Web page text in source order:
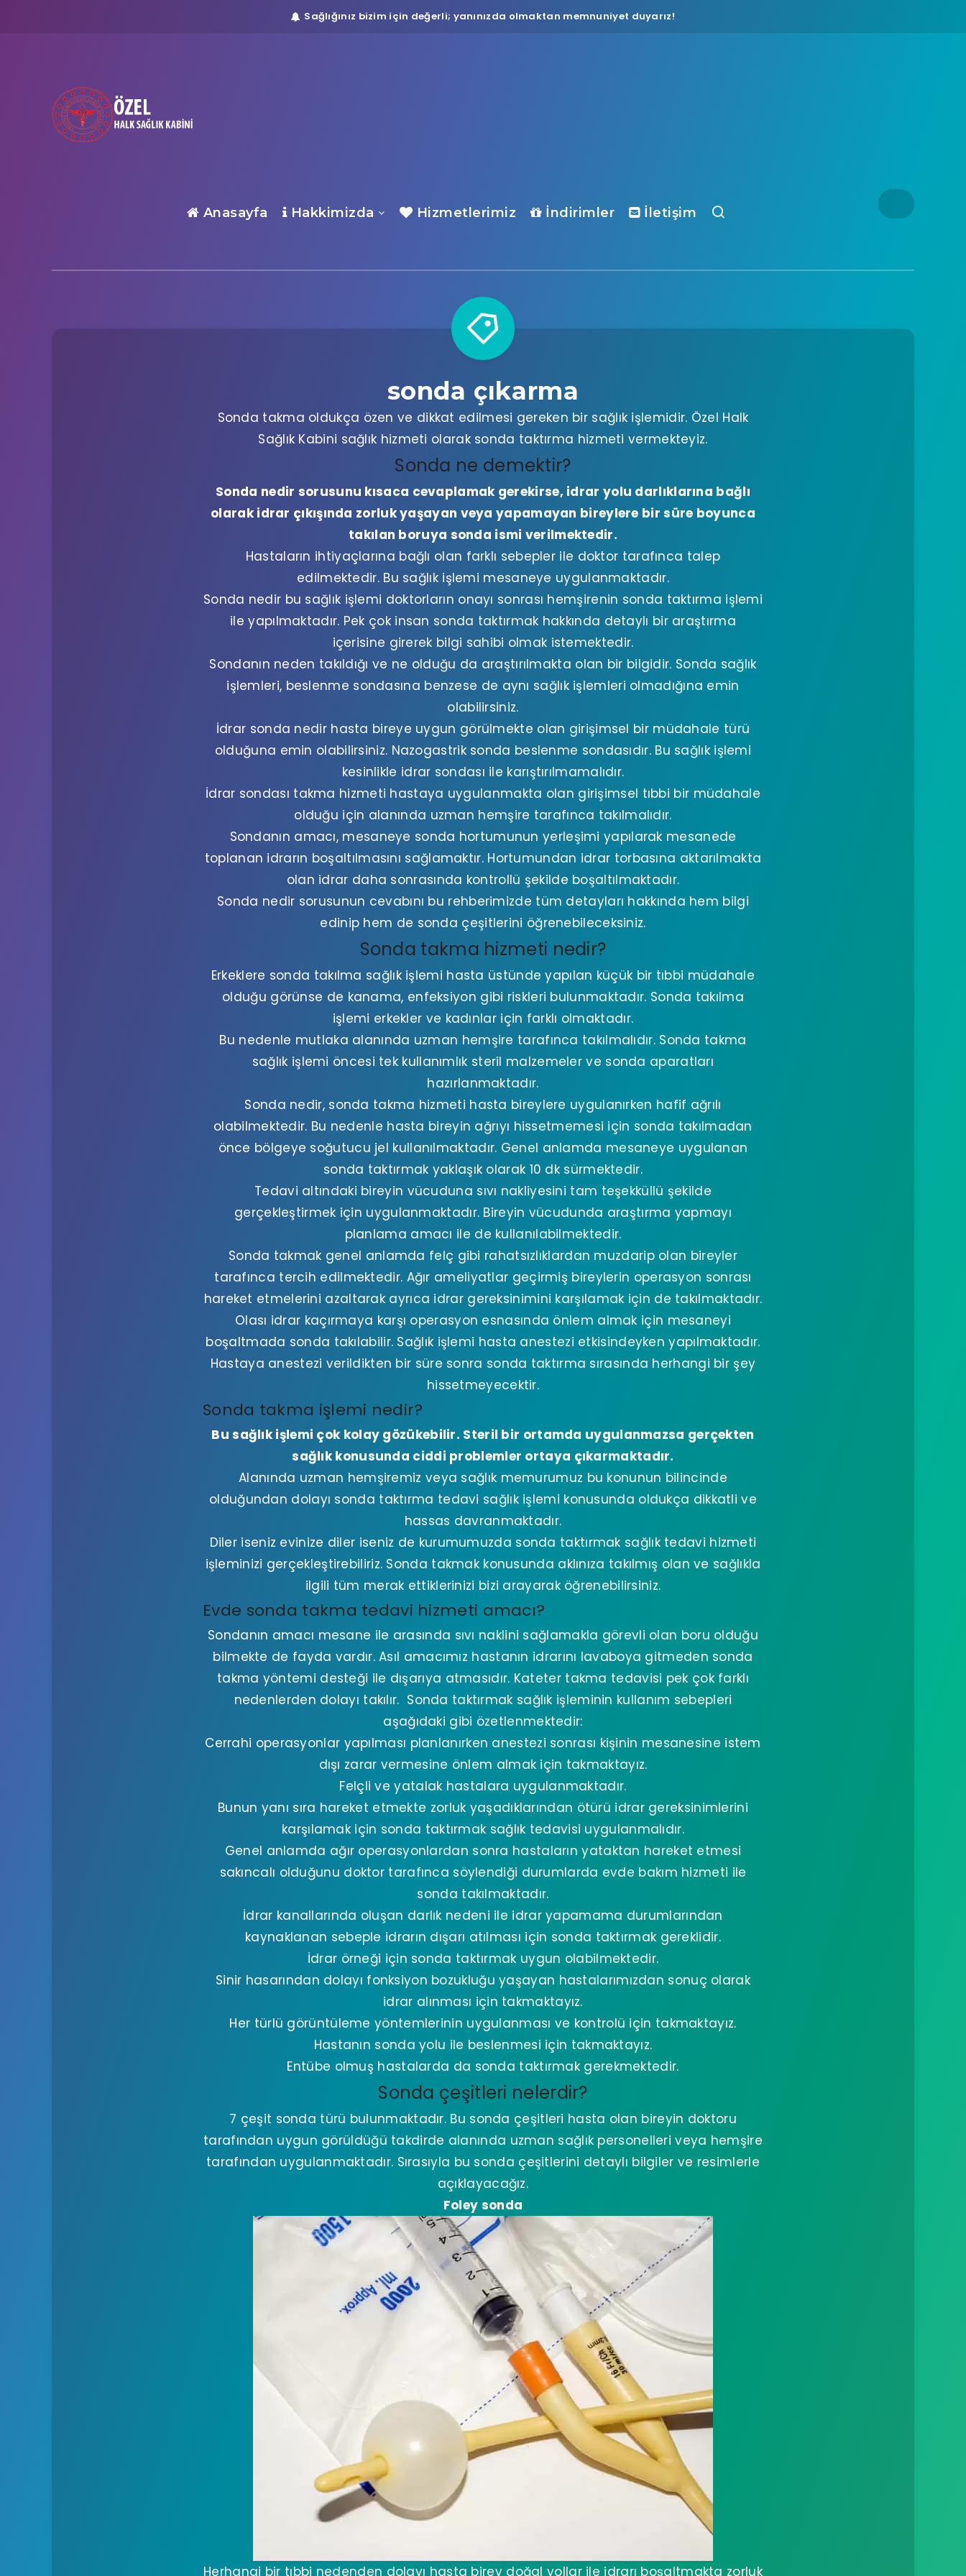
Sağlığınız bizim için değerli; yanınızda olmaktan memnuniyet duyarız!
Anasayfa Hakkimizda Hizmetlerimiz İndirimler İletişim
sonda çıkarma
Sonda takma oldukça özen ve dikkat edilmesi gereken bir sağlık işlemidir. Özel Halk
Sağlık Kabini sağlık hizmeti olarak sonda taktırma hizmeti vermekteyiz.
Sonda ne demektir?
Sonda nedir sorusunu kısaca cevaplamak gerekirse, idrar yolu darlıklarına bağlı
olarak idrar çıkışında zorluk yaşayan veya yapamayan bireylere bir süre boyunca
takılan boruya sonda ismi verilmektedir.
Hastaların ihtiyaçlarına bağlı olan farklı sebepler ile doktor tarafınca talep
edilmektedir. Bu sağlık işlemi mesaneye uygulanmaktadır.
Sonda nedir bu sağlık işlemi doktorların onayı sonrası hemşirenin sonda taktırma işlemi
ile yapılmaktadır. Pek çok insan sonda taktırmak hakkında detaylı bir araştırma
içerisine girerek bilgi sahibi olmak istemektedir.
Sondanın neden takıldığı ve ne olduğu da araştırılmakta olan bir bilgidir. Sonda sağlık
işlemleri, beslenme sondasına benzese de aynı sağlık işlemleri olmadığına emin
olabilirsiniz.
İdrar sonda nedir hasta bireye uygun görülmekte olan girişimsel bir müdahale türü
olduğuna emin olabilirsiniz. Nazogastrik sonda beslenme sondasıdır. Bu sağlık işlemi
kesinlikle idrar sondası ile karıştırılmamalıdır.
İdrar sondası takma hizmeti hastaya uygulanmakta olan girişimsel tıbbi bir müdahale
olduğu için alanında uzman hemşire tarafınca takılmalıdır.
Sondanın amacı, mesaneye sonda hortumunun yerleşimi yapılarak mesanede
toplanan idrarın boşaltılmasını sağlamaktır. Hortumundan idrar torbasına aktarılmakta
olan idrar daha sonrasında kontrollü şekilde boşaltılmaktadır.
Sonda nedir sorusunun cevabını bu rehberimizde tüm detayları hakkında hem bilgi
edinip hem de sonda çeşitlerini öğrenebileceksiniz.
Sonda takma hizmeti nedir?
Erkeklere sonda takılma sağlık işlemi hasta üstünde yapılan küçük bir tıbbi müdahale
olduğu görünse de kanama, enfeksiyon gibi riskleri bulunmaktadır. Sonda takılma
işlemi erkekler ve kadınlar için farklı olmaktadır.
Bu nedenle mutlaka alanında uzman hemşire tarafınca takılmalıdır. Sonda takma
sağlık işlemi öncesi tek kullanımlık steril malzemeler ve sonda aparatları
hazırlanmaktadır.
Sonda nedir, sonda takma hizmeti hasta bireylere uygulanırken hafif ağrılı
olabilmektedir. Bu nedenle hasta bireyin ağrıyı hissetmemesi için sonda takılmadan
önce bölgeye soğutucu jel kullanılmaktadır. Genel anlamda mesaneye uygulanan
sonda taktırmak yaklaşık olarak 10 dk sürmektedir.
Tedavi altındaki bireyin vücuduna sıvı nakliyesini tam teşekküllü şekilde
gerçekleştirmek için uygulanmaktadır. Bireyin vücudunda araştırma yapmayı
planlama amacı ile de kullanılabilmektedir.
Sonda takmak genel anlamda felç gibi rahatsızlıklardan muzdarip olan bireyler
tarafınca tercih edilmektedir. Ağır ameliyatlar geçirmiş bireylerin operasyon sonrası
hareket etmelerini azaltarak ayrıca idrar gereksinimini karşılamak için de takılmaktadır.
Olası idrar kaçırmaya karşı operasyon esnasında önlem almak için mesaneyi
boşaltmada sonda takılabilir. Sağlık işlemi hasta anestezi etkisindeyken yapılmaktadır.
Hastaya anestezi verildikten bir süre sonra sonda taktırma sırasında herhangi bir şey
hissetmeyecektir.
Sonda takma işlemi nedir?
Bu sağlık işlemi çok kolay gözükebilir. Steril bir ortamda uygulanmazsa gerçekten
sağlık konusunda ciddi problemler ortaya çıkarmaktadır.
Alanında uzman hemşiremiz veya sağlık memurumuz bu konunun bilincinde
olduğundan dolayı sonda taktırma tedavi sağlık işlemi konusunda oldukça dikkatli ve
hassas davranmaktadır.
Diler iseniz evinize diler iseniz de kurumumuzda sonda taktırmak sağlık tedavi hizmeti
işleminizi gerçekleştirebiliriz. Sonda takmak konusunda aklınıza takılmış olan ve sağlıkla
ilgili tüm merak ettiklerinizi bizi arayarak öğrenebilirsiniz.
Evde sonda takma tedavi hizmeti amacı?
Sondanın amacı mesane ile arasında sıvı naklini sağlamakla görevli olan boru olduğu
bilmekte de fayda vardır. Asıl amacımız hastanın idrarını lavaboya gitmeden sonda
takma yöntemi desteği ile dışarıya atmasıdır. Kateter takma tedavisi pek çok farklı
nedenlerden dolayı takılır. Sonda taktırmak sağlık işleminin kullanım sebepleri
aşağıdaki gibi özetlenmektedir:
Cerrahi operasyonlar yapılması planlanırken anestezi sonrası kişinin mesanesine istem
dışı zarar vermesine önlem almak için takmaktayız.
Felçli ve yatalak hastalara uygulanmaktadır.
Bunun yanı sıra hareket etmekte zorluk yaşadıklarından ötürü idrar gereksinimlerini
karşılamak için sonda taktırmak sağlık tedavisi uygulanmalıdır.
Genel anlamda ağır operasyonlardan sonra hastaların yataktan hareket etmesi
sakıncalı olduğunu doktor tarafınca söylendiği durumlarda evde bakım hizmeti ile
sonda takılmaktadır.
İdrar kanallarında oluşan darlık nedeni ile idrar yapamama durumlarından
kaynaklanan sebeple idrarın dışarı atılması için sonda taktırmak gereklidir.
İdrar örneği için sonda taktırmak uygun olabilmektedir.
Sinir hasarından dolayı fonksiyon bozukluğu yaşayan hastalarımızdan sonuç olarak
idrar alınması için takmaktayız.
Her türlü görüntüleme yöntemlerinin uygulanması ve kontrolü için takmaktayız.
Hastanın sonda yolu ile beslenmesi için takmaktayız.
Entübe olmuş hastalarda da sonda taktırmak gerekmektedir.
Sonda çeşitleri nelerdir?
7 çeşit sonda türü bulunmaktadır. Bu sonda çeşitleri hasta olan bireyin doktoru
tarafından uygun görüldüğü takdirde alanında uzman sağlık personelleri veya hemşire
tarafından uygulanmaktadır. Sırasıyla bu sonda çeşitlerini detaylı bilgiler ve resimlerle
açıklayacağız.
Foley sonda
Herhangi bir tıbbi nedenden dolayı hasta birey doğal yollar ile idrarı boşaltmakta zorluk